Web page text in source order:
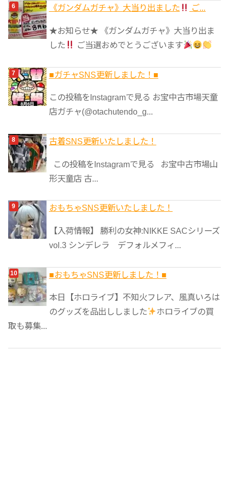
《ガンダムガチャ》大当り出ました ご...
★お知らせ★ 《ガンダムガチャ》大当り出ま
した
ご当選おめでとうございます
■ガチャSNS更新しました！■
この投稿をInstagramで見る お宝中古市場天童
店ガチャ(@otachutendo_g...
古着SNS更新いたしました！
この投稿をInstagramで見る お宝中古市場山
形天童店 古...
おもちゃSNS更新いたしました！
【入荷情報】 勝利の女神:NIKKE SACシリーズ
vol.3 シンデレラ デフォルメフィ...
■おもちゃSNS更新しました！■
本日【ホロライブ】不知火フレア、風真いろは
のグッズを品出ししました
ホロライブの買
取も募集...